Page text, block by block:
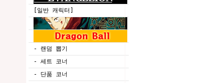
[일반 캐릭터]
- 랜덤 뽑기
- 세트 코너
- 단품 코너